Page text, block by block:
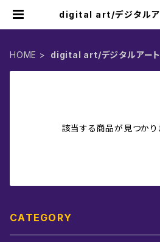
digital art/デジタル
HOME digital art/デジタルアート
該当する商品が見つかり
CATEGORY